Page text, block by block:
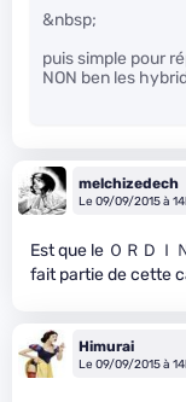
&nbsp;
puis simple pour
NON ben les
melchizedech
Le 09/09/2015 à
Est que le ＯＲＤＩ
fait partie de cette
Himurai
Le 09/09/2015 à